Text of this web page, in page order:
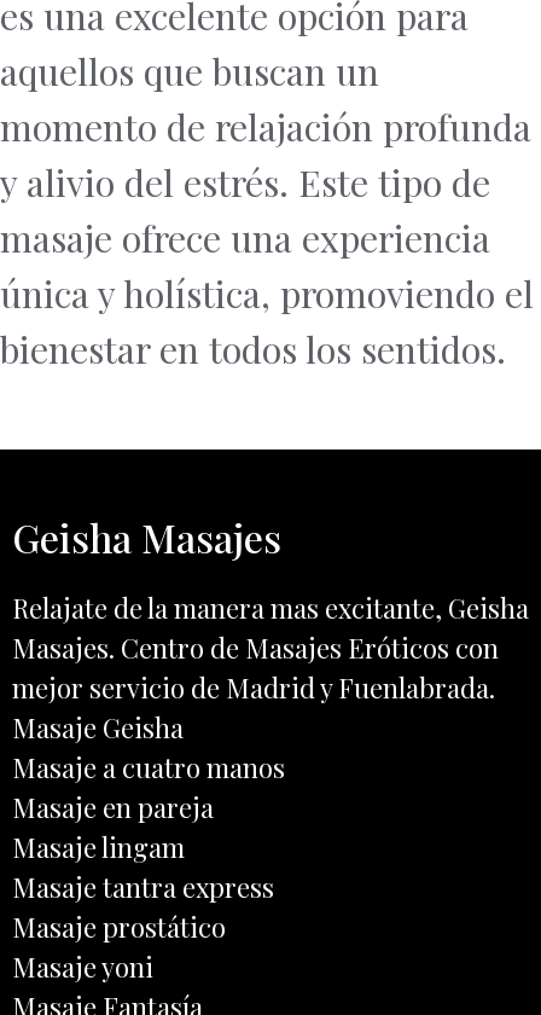
es una excelente opción para
aquellos que buscan un
momento de relajación profunda
y alivio del estrés. Este tipo de
masaje ofrece una experiencia
única y holística, promoviendo el
bienestar en todos los sentidos.
Geisha Masajes
Relajate de la manera mas excitante, Geisha
Masajes. Centro de Masajes Eróticos con
mejor servicio de MadridyFuenlabrada.
Masaje Geisha
Masaje a cuatro manos
Masaje en pareja
Masaje lingam
Masaje tantra express
Masaje prostático
Masaje yoni
Masaje Fantasía